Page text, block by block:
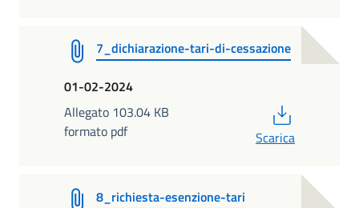
7_dichiarazione-tari-di-cessazione
01-02-2024
Allegato 103.04 KB
formato pdf
Scarica
8_richiesta-esenzione-tari